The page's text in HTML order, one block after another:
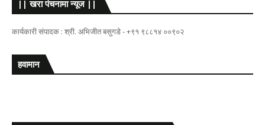
|| खरा पंचनामा न्यूज ||
कार्यकारी संपादक : श्री. अभिजीत बसुगडे - +९१ ९८८१४ ००९०२
हवामान